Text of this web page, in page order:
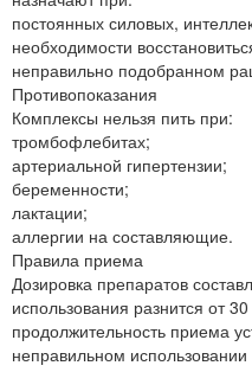
постоянных силовых,
необходимости
неправильно подобранном
Противопоказания
Комплексы нельзя пить при:
тромбофлебитах;
артериальной гипертензии;
беременности;
лактации;
аллергии на составляющие.
Правила приема
Дозировка препаратов
использования разнится от
продолжительность приема
неправильном